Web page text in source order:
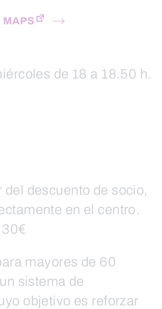
MAPS
de 18 a 18.50 h.
del descuento de socio,
en el centro.
mayores de 60
sistema de
objetivo es reforzar